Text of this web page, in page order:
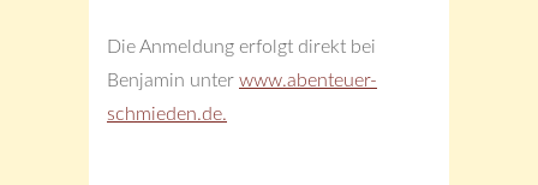
Die Anmeldung erfolgt direkt bei
Benjamin unter www.abenteuer-
schmieden.de.